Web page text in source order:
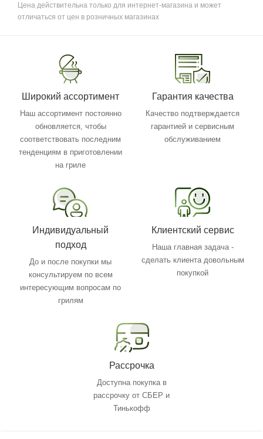
Цена действительна только для интернет-магазина и может
отличаться от цен в розничных магазинах
Широкий ассортимент
Наш ассортимент постоянно
обновляется, чтобы
соответствовать последним
тенденциям в приготовлении
на гриле
Гарантия качества
Качество подтверждается
гарантией и сервисным
обслуживанием
Индивидуальный
подход
До и после покупки мы
консультируем по всем
интересующим вопросам по
грилям
Клиентский сервис
Наша главная задача -
сделать клиента довольным
покупкой
Рассрочка
Доступна покупка в
рассрочку от СБЕР и
Тинькофф